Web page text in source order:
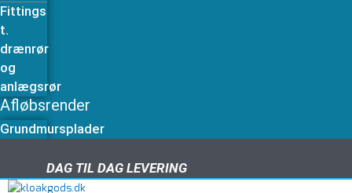
Fittings
t.
drænrør
og
anlægsrør
Afløbsrender
Grundmursplader
DAG TIL DAG LEVERING
DAG TIL DAG LEVERING